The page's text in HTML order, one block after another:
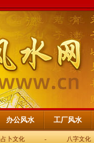
办公风水 工厂风水
占卜文化 - 八字文化